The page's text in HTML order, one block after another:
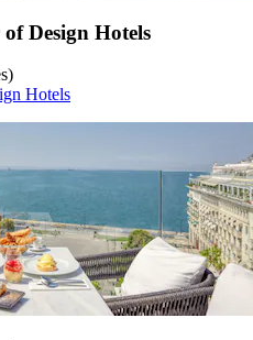
Design Hotels
Hotels